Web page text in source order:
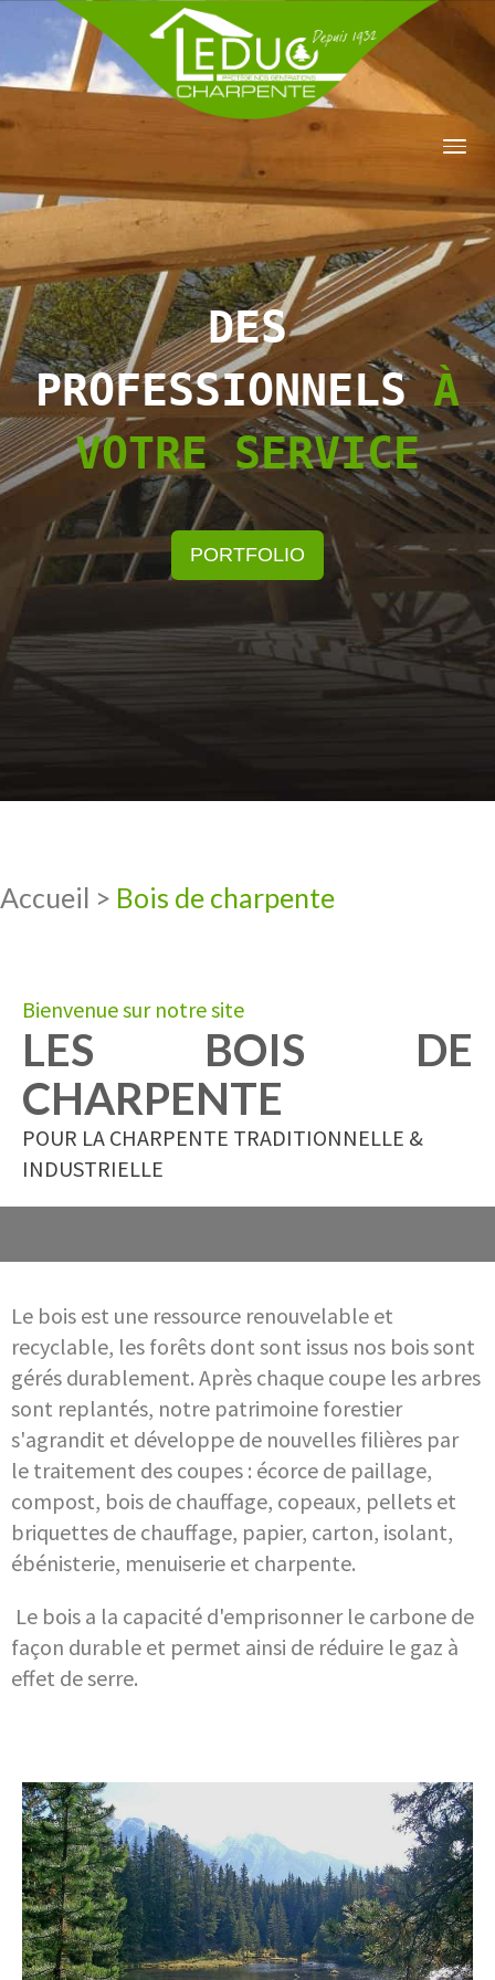
DES
PROFESSIONNELSÀ
VOTRE SERVICE
PORTFOLIO
Accueil > Bois de charpente
Bienvenue sur notre site
LES BOIS DE
CHARPENTE
POUR LA CHARPENTE TRADITIONNELLE &
INDUSTRIELLE
Le bois est une ressource renouvelable et
recyclable, les forêts dont sont issus nos bois sont
gérés durablement. Après chaque coupe les arbres
sont replantés, notre patrimoine forestier
s'agrandit et développe de nouvelles filières par
le traitement des coupes : écorce de paillage,
compost, bois de chauffage, copeaux, pellets et
briquettes de chauffage, papier, carton, isolant,
ébénisterie, menuiserie et charpente.
Le bois a la capacité d'emprisonner le carbone de
façon durable et permet ainsi de réduire le gaz à
effet de serre.